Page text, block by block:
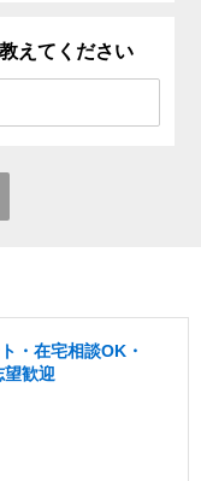
えてください
・在宅相談OK・
歓迎